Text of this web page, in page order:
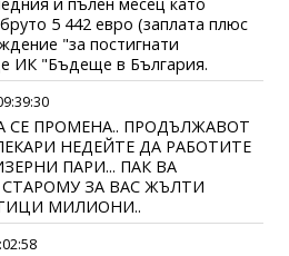
5 442 евро (заплата плюс
"за постигнати
ИК "Бъдеще в България.
ПРОМЕНА.. ПРОДЪЛЖАВОТ
НЕДЕЙТЕ ДА РАБОТИТЕ
ПАРИ... ПАК ВА
СТАРОМУ ЗА ВАС ЖЪЛТИ
МИЛИОНИ..